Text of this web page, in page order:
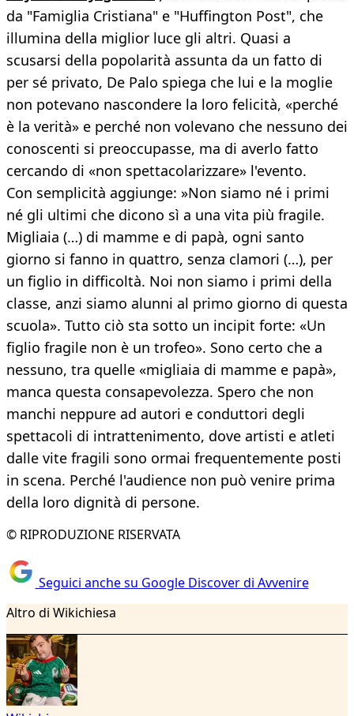
da "Famiglia Cristiana" e "Huffington Post", che
illumina della miglior luce gli altri. Quasi a
scusarsi della popolarità assunta da un fatto di
per sé privato, De Palo spiega che lui e la moglie
non potevano nascondere la loro felicità, «perché
è la verità» e perché non volevano che nessuno dei
conoscenti si preoccupasse, ma di averlo fatto
cercando di «non spettacolarizzare» l'evento.
Con semplicità aggiunge: »Non siamo né i primi
né gli ultimi che dicono sì a una vita più fragile.
Migliaia (…) di mamme e di papà, ogni santo
giorno si fanno in quattro, senza clamori (…), per
un figlio in difficoltà. Noi non siamo i primi della
classe, anzi siamo alunni al primo giorno di questa
scuola». Tutto ciò sta sotto un incipit forte: «Un
figlio fragile non è un trofeo». Sono certo che a
nessuno, tra quelle «migliaia di mamme e papà»,
manca questa consapevolezza. Spero che non
manchi neppure ad autori e conduttori degli
spettacoli di intrattenimento, dove artisti e atleti
dalle vite fragili sono ormai frequentemente posti
in scena. Perché l'audience non può venire prima
della loro dignità di persone.
© RIPRODUZIONE RISERVATA
Seguici anche su Google Discover di Avvenire
Altro di Wikichiesa